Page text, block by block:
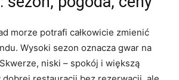
morze potrafi całkowicie zmienić
Wysoki sezon oznacza gwar na
niski – spokój i większą